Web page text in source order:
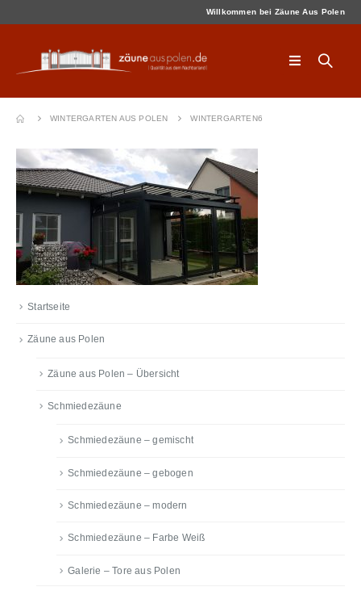
Willkommen bei Zäune Aus Polen
WINTERGARTEN AUS POLEN WINTERGARTEN6
Startseite
Zäune aus Polen
Zäune aus Polen – Übersicht
Schmiedezäune
Schmiedezäune – gemischt
Schmiedezäune – gebogen
Schmiedezäune – modern
Schmiedezäune – Farbe Weiß
Galerie – Tore aus Polen